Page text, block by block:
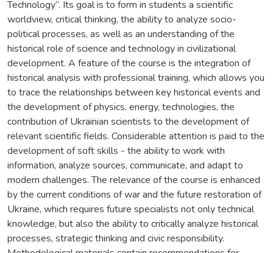
Technology”. Its goal is to form in students a scientific
worldview, critical thinking, the ability to analyze socio-
political processes, as well as an understanding of the
historical role of science and technology in civilizational
development. A feature of the course is the integration of
historical analysis with professional training, which allows you
to trace the relationships between key historical events and
the development of physics, energy, technologies, the
contribution of Ukrainian scientists to the development of
relevant scientific fields. Considerable attention is paid to the
development of soft skills - the ability to work with
information, analyze sources, communicate, and adapt to
modern challenges. The relevance of the course is enhanced
by the current conditions of war and the future restoration of
Ukraine, which requires future specialists not only technical
knowledge, but also the ability to critically analyze historical
processes, strategic thinking and civic responsibility.